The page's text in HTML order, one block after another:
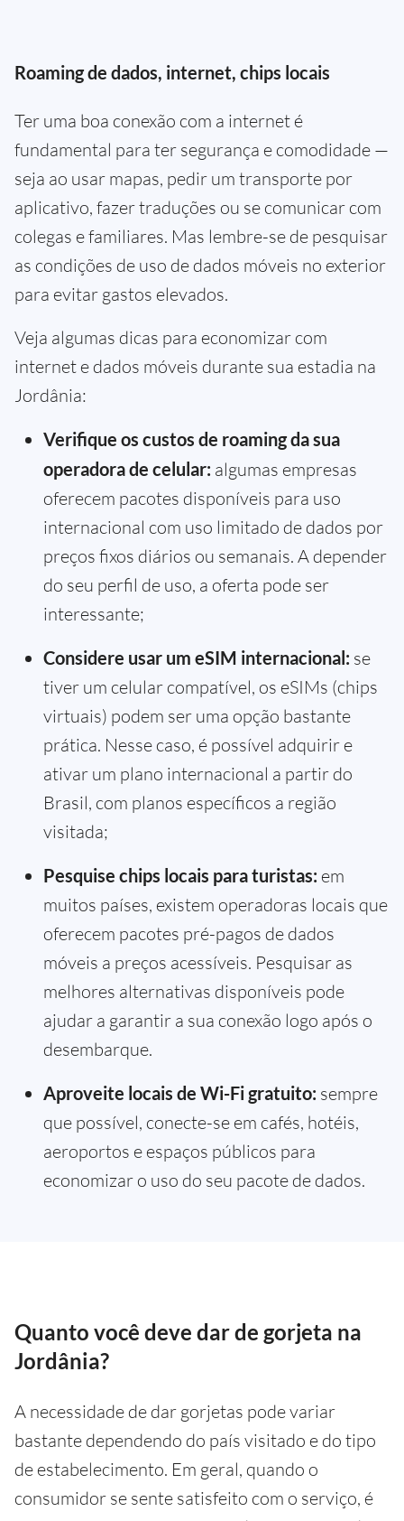
Roaming de dados, internet, chips locais
Ter uma boa conexão com a internet é
fundamental para ter segurança e comodidade —
seja ao usar mapas, pedir um transporte por
aplicativo, fazer traduções ou se comunicar com
colegas e familiares. Mas lembre-se de pesquisar
as condições de uso de dados móveis no exterior
para evitar gastos elevados.
Veja algumas dicas para economizar com
internet e dados móveis durante sua estadia na
Jordânia:
Verifique os custos de roaming da sua
operadora de celular: algumas empresas
oferecem pacotes disponíveis para uso
internacional com uso limitado de dados por
preços fixos diários ou semanais. A depender
do seu perfil de uso, a oferta pode ser
interessante;
Considere usar um eSIM internacional: se
tiver um celular compatível, os eSIMs (chips
virtuais) podem ser uma opção bastante
prática. Nesse caso, é possível adquirir e
ativar um plano internacional a partir do
Brasil, com planos específicos a região
visitada;
Pesquise chips locais para turistas: em
muitos países, existem operadoras locais que
oferecem pacotes pré-pagos de dados
móveis a preços acessíveis. Pesquisar as
melhores alternativas disponíveis pode
ajudar a garantir a sua conexão logo após o
desembarque.
Aproveite locais de Wi-Fi gratuito: sempre
que possível, conecte-se em cafés, hotéis,
aeroportos e espaços públicos para
economizar o uso do seu pacote de dados.
Quanto você deve dar de gorjeta na
Jordânia?
A necessidade de dar gorjetas pode variar
bastante dependendo do país visitado e do tipo
de estabelecimento. Em geral, quando o
consumidor se sente satisfeito com o serviço, é